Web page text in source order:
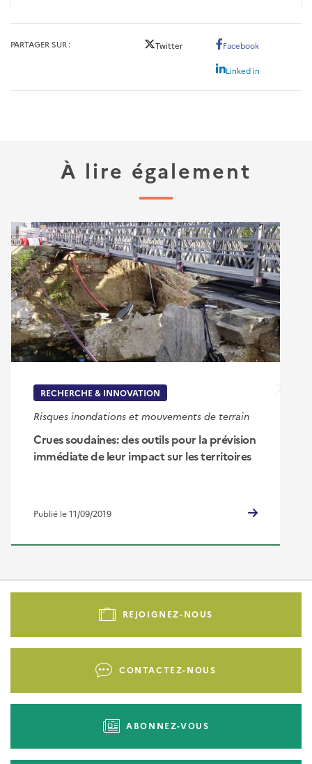
PARTAGER SUR Twitter Facebook
Linked in
À lire également
RECHERCHE & INNOVATION
Risques inondations et mouvements de terrain
Crues soudaines: des outils pour la prévision
immédiate de leur impact sur les territoires
Publié le 11/09/2019
Pied
-
REJOIGNEZ-NOUS
CONTACTEZ-NOUS
ABONNEZ-VOUS